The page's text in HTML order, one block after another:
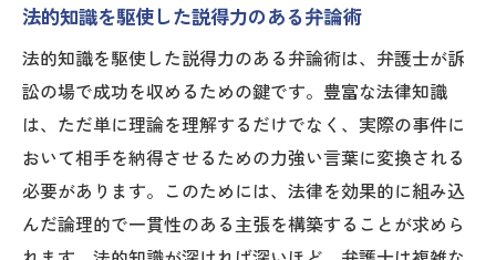
法的知識を駆使した説得力のある弁論術
法的知識を駆使した説得力のある弁論術は、弁護士が訴
訟の場で成功を収めるための鍵です。豊富な法律知識
は、ただ単に理論を理解するだけでなく、実際の事件に
おいて相手を納得させるための力強い言葉に変換される
必要があります。このためには、法律を効果的に組み込
んだ論理的で一貫性のある主張を構築することが求めら